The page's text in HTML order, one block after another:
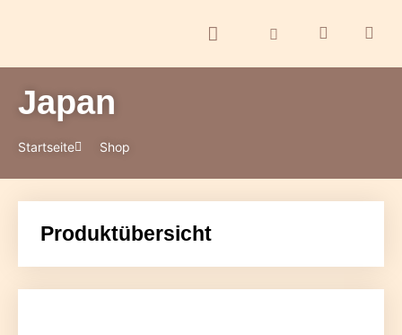
Japan
Startseite Shop
Produktübersicht